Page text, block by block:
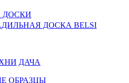
ДОСКИ
ДОСКА BELSI
ДАЧА
ОБРАЗЦЫ